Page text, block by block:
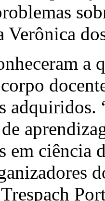
Verônica
a
em ciência